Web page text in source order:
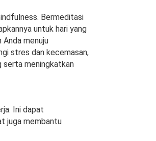
Bermeditasi
untuk hari yang
menuju
stres dan kecemasan,
serta meningkatkan
Ini dapat
juga membantu